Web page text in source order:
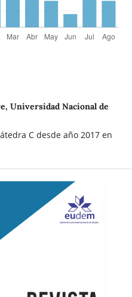
Universidad Nacional de
C desde año 2017 en